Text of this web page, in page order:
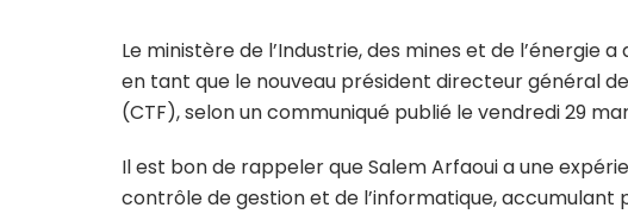
Le ministère de l’Industrie, des mines et de l’énergie
en tant que le nouveau président directeur général
(CTF), selon un communiqué publié le vendredi 29
Il est bon de rappeler que Salem Arfaoui a une
contrôle de gestion et de l’informatique, accumulant